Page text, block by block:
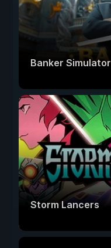
Banker Simulator
Storm Lancers